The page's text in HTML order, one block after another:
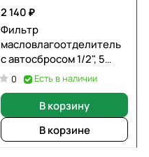
2 140 ₽
Фильтр
масловлагоотделитель
с автосбросом 1/2", 5
мкм, 16 бар
WIEDERKRAFT WDK-
0 Есть в наличии
В корзину
В корзине